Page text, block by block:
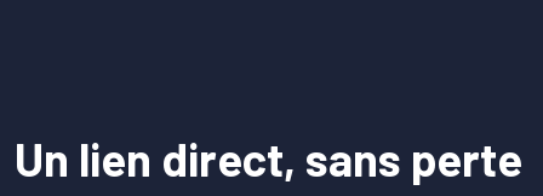
Un lien direct, sans perte